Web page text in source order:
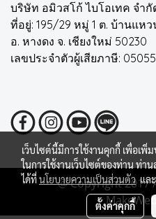
บริษัท อมิวสโก้ ไบโอเทค จำกั
ที่อยู่: 195/29 หมู่ 1 ต. บ้านแหว
อ. หางดง จ. เชียงใหม่ 50230
เลขประจำตัวผู้เสียภาษี:
@ Copyright 2017
เว็บไซต์นี้มีการใช้งานคุกกี้ เพื่อเ
ในการใช้งานเว็บไซต์ของท่าน ท่า
ได้ที่นโยบายความเป็นส่วนตัวแล
ตั้งค่าคุกกี้